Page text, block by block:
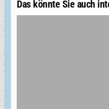
Das könnte Sie auch